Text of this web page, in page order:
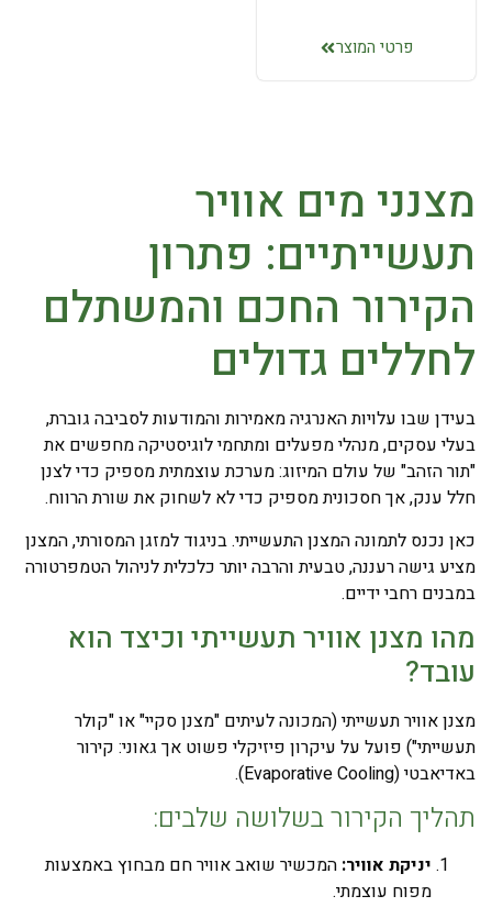
פרטי המוצר
מצנני מים אוויר
תעשייתיים: פתרון
הקירור החכם והמשתלם
לחללים גדולים
בעידן שבו עלויות האנרגיה מאמירות והמודעות לסביבה גוברת,
בעלי עסקים, מנהלי מפעלים ומתחמי לוגיסטיקה מחפשים את
"תור הזהב" של עולם המיזוג: מערכת עוצמתית מספיק כדי לצנן
חלל ענק, אך חסכונית מספיק כדי לא לשחוק את שורת הרווח.
כאן נכנס לתמונה המצנן התעשייתי. בניגוד למזגן המסורתי, המצנן
מציע גישה רעננה, טבעית והרבה יותר כלכלית לניהול הטמפרטורה
במבנים רחבי ידיים.
מהו מצנן אוויר תעשייתי וכיצד הוא
עובד?
מצנן אוויר תעשייתי (המכונה לעיתים "מצנן סקיי" או "קולר
תעשייתי") פועל על עיקרון פיזיקלי פשוט אך גאוני: קירור
באדיאבטי (Evaporative Cooling).
תהליך הקירור בשלושה שלבים:
יניקת אוויר: המכשיר שואב אוויר חם מבחוץ באמצעות
מפוח עוצמתי.